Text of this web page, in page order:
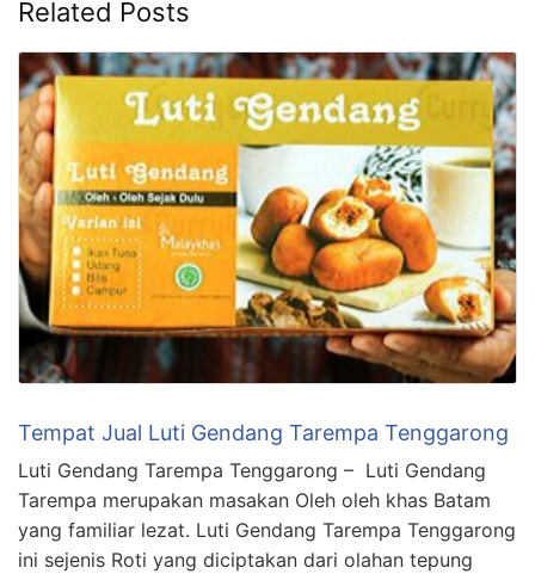
Related Posts
Tempat Jual Luti Gendang Tarempa Tenggarong
Luti Gendang Tarempa Tenggarong – Luti Gendang
Tarempa merupakan masakan Oleh oleh khas Batam
yang familiar lezat. Luti Gendang Tarempa Tenggarong
ini sejenis Roti yang diciptakan dari olahan tepung